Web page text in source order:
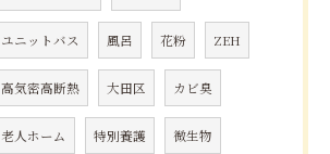
ユニットバス 風呂 花粉 ZEH
高気密高断熱 大田区 カビ臭
老人ホーム 特別養護 微生物